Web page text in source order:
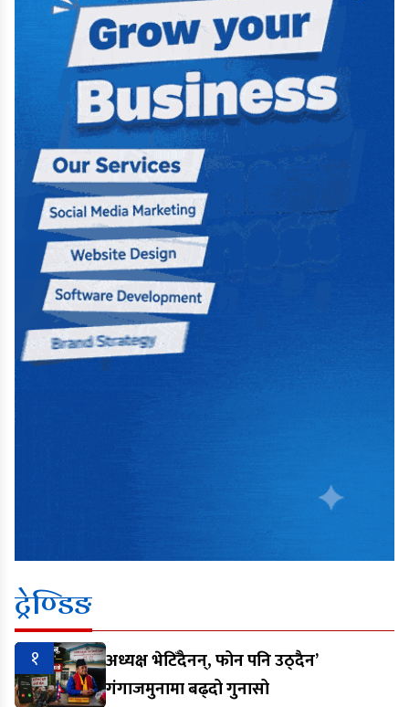
ट्रेण्डिङ
१
अध्यक्ष भेटिँदैनन्, फोन पनि उठ्दैन’
गंगाजमुनामा बढ्दो गुनासो